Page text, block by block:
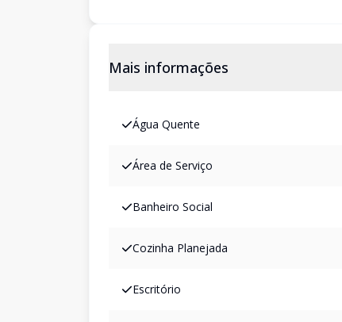
Mais informações
Água Quente
Área de Serviço
Banheiro Social
Cozinha Planejada
Escritório